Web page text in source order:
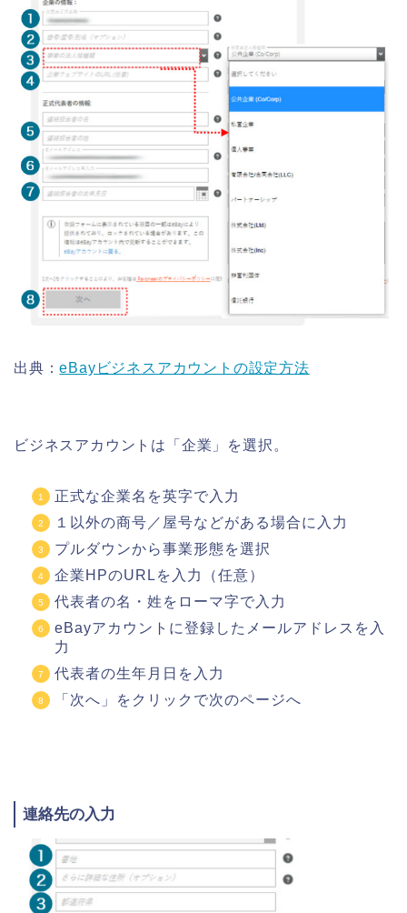
出典：eBayビジネスアカウントの設定方法
ビジネスアカウントは「企業」を選択。
正式な企業名を英字で入力
１以外の商号／屋号などがある場合に入力
プルダウンから事業形態を選択
企業HPのURLを入力（任意）
代表者の名・姓をローマ字で入力
eBayアカウントに登録したメールアドレスを入
力
代表者の生年月日を入力
「次へ」をクリックで次のページへ
連絡先の入力